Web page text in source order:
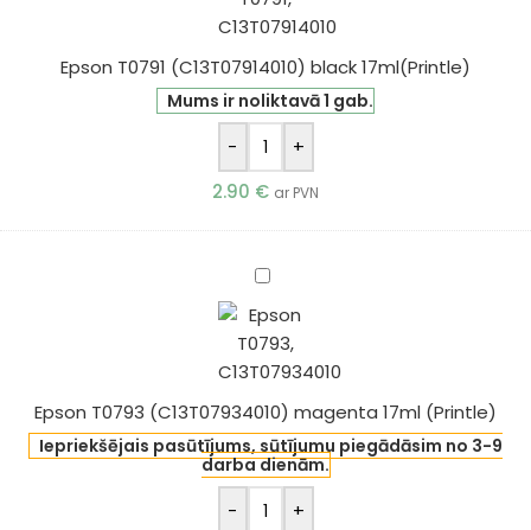
black
Epson T0791 (C13T07914010) black 17ml(Printle)
Mums ir noliktavā 1 gab.
-
+
2.90 € ar PVN
Epson
(C13T07934010)
magenta
(Printle)
Epson T0793 (C13T07934010) magenta 17ml (Printle)
Iepriekšējais pasūtījums, sūtījumu piegādāsim no 3-9
darba dienām.
-
+